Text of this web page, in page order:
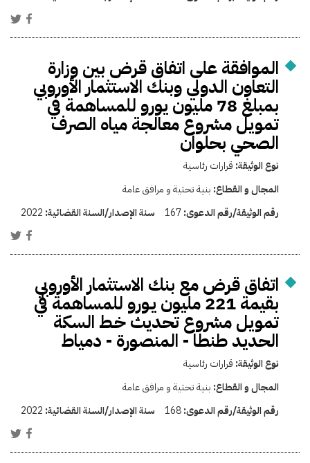
الموافقة على اتفاق قرض بين وزارة
التعاون الدولي وبنك الاستثمار الأوروبي
بمبلغ 78 مليون يورو للمساهمة في
تمويل مشروع معالجة مياه الصرف
الصحي بحلوان
نوع الوثيقة: قرارات رئاسية
المجال و القطاع: بنية تحتية و مرافق عامة
رقم الوثيقة/رقم الدعوى:167 سنة الإصدار/السنة القضائية: 2022
اتفاق قرض مع بنك الاستثمار الأوروبي
بقيمة 221 مليون يـورو للمساهمة في
تمويل مشروع تحديث خـط السكة
الحديد طنطا - المنصورة - دمياط
نوع الوثيقة: قرارات رئاسية
المجال و القطاع: بنية تحتية و مرافق عامة
رقم الوثيقة/رقم الدعوى:168 سنة الإصدار/السنة القضائية: 2022